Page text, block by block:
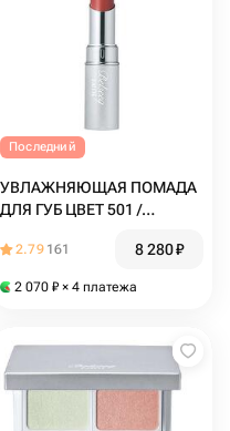
Последний
УВЛАЖНЯЮЩАЯ ПОМАДА
ДЛЯ ГУБ ЦВЕТ 501 /
2.79 161 8 280₽
2 070 ₽ × 4 платежа